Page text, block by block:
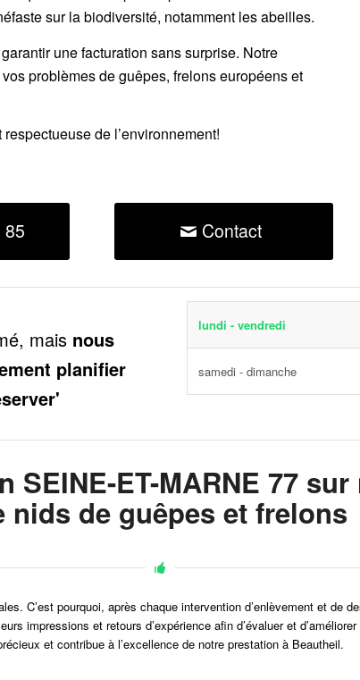
sur la biodiversité, notamment les abeilles.
une facturation sans surprise. Notre
problèmes de guêpes, frelons européens et
de l’environnement!
85 Contact
mais nous
planifier
lundi - vendredi
samedi - dimanche
ET-MARNE 77
nids de guêpes et frelons
C’est pourquoi, après chaque intervention d’enlèvement et de
impressions et retours d’expérience afin d’évaluer et
et contribue à l’excellence de notre prestation à Beautheil.